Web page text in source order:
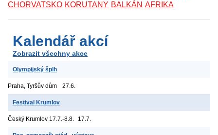
CHORVATSKO KORUTANY BALKÁN AFRIKA
Kalendář akcí
Zobrazit všechny akce
Olympijský šplh
Praha, Tyršův dům 27.6.
Festival Krumlov
Český Krumlov 17.7.-8.8. 17.7.